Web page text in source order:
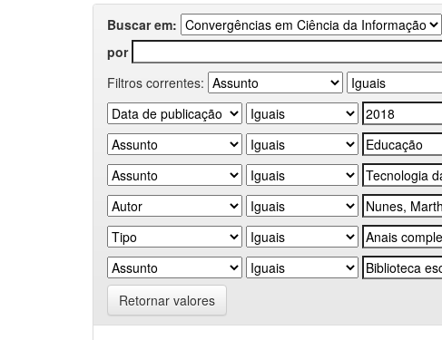
Buscar em:
por
Filtros correntes:
Retornar valores